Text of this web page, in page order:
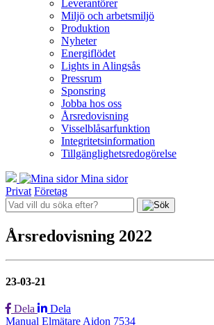
Leverantörer
Miljö och arbetsmiljö
Produktion
Nyheter
Energiflödet
Lights in Alingsås
Pressrum
Sponsring
Jobba hos oss
Årsredovisning
Visselblåsarfunktion
Integritetsinformation
Tillgänglighetsredogörelse
Mina sidor
Privat Företag
Årsredovisning 2022
23-03-21
Dela Dela
Manual Elmätare Aidon 7534